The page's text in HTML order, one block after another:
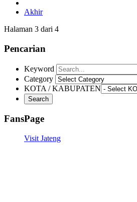
Akhir
Halaman 3 dari 4
Pencarian
Keyword
Category
KOTA / KABUPATEN
FansPage
Visit Jateng